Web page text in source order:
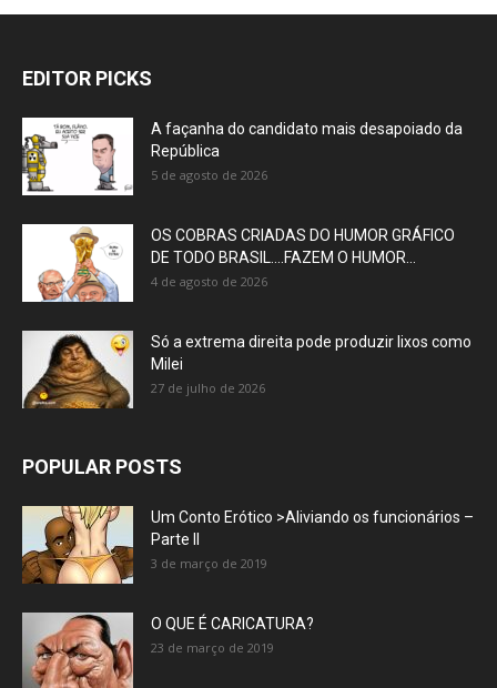
EDITOR PICKS
A façanha do candidato mais desapoiado da
República
5 de agosto de 2026
OS COBRAS CRIADAS DO HUMOR GRÁFICO
DE TODO BRASIL….FAZEM O HUMOR...
4 de agosto de 2026
Só a extrema direita pode produzir lixos como
Milei
27 de julho de 2026
POPULAR POSTS
Um Conto Erótico >Aliviando os funcionários –
Parte II
3 de março de 2019
O QUE É CARICATURA?
23 de março de 2019